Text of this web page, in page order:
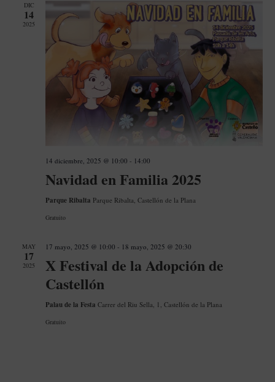
DIC
14
2025
14 diciembre, 2025 @ 10:00 - 14:00
Navidad en Familia 2025
Parque Ribalta Parque Ribalta, Castellón de la Plana
Gratuito
MAY
17
2025
17 mayo, 2025 @ 10:00 - 18 mayo, 2025 @ 20:30
X Festival de la Adopción de
Castellón
Palau de la Festa Carrer del Riu Sella, 1, Castellón de la Plana
Gratuito